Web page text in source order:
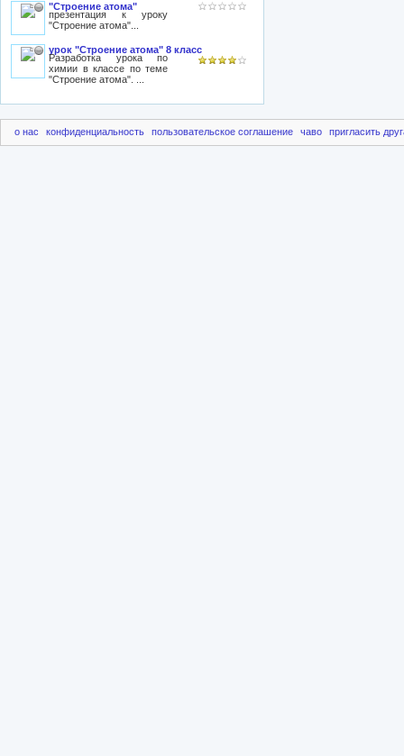
"Строение атома"
презентация к уроку
"Строение атома"...
урок "Строение атома" 8 класс
Разработка урока по
химии в классе по теме
"Строение атома". ...
о нас конфиденциальность пользовательское соглашение чаво пригласить